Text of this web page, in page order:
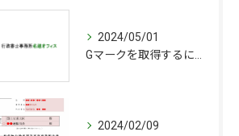
2024/05/01
2024/02/09